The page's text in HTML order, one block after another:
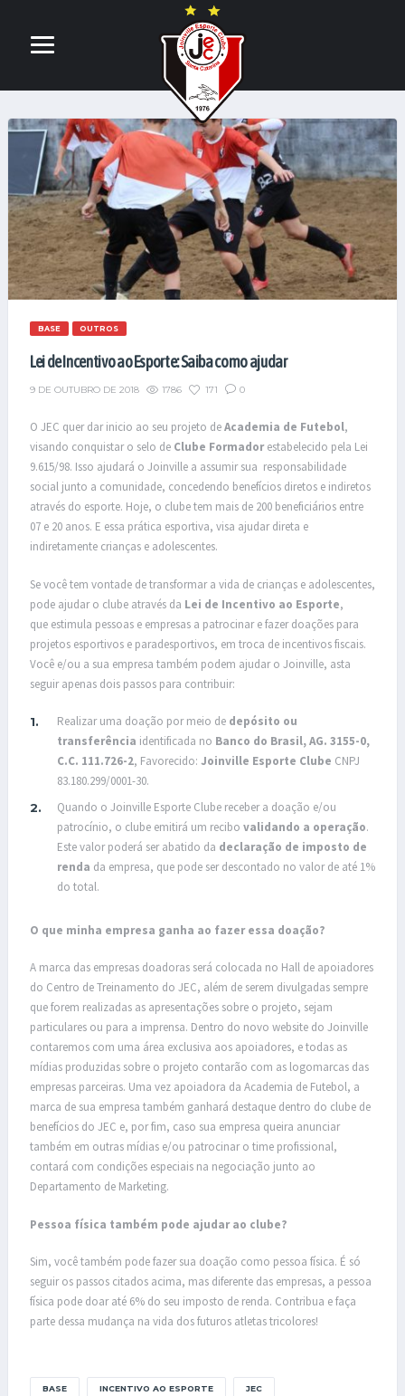
BASE OUTROS
Lei de Incentivo ao Esporte: Saiba como ajudar
9 DE OUTUBRO DE 2018 1786 171 0
O JEC quer dar inicio ao seu projeto deAcademia de Futebol,
visando conquistar o selo de Clube Formadorestabelecido pela Lei
9.615/98. Isso ajudará o Joinville a assumir sua responsabilidade
social junto a comunidade, concedendo benefícios diretos e indiretos
através do esporte. Hoje, o clube tem mais de 200 beneficiários entre
07 e 20 anos. E essa prática esportiva, visa ajudar direta e
indiretamente crianças e adolescentes.
Se você tem vontade de transformar a vida de crianças e adolescentes,
pode ajudar o clube através da Lei de Incentivo ao Esporte,
que estimula pessoas e empresas a patrocinar e fazer doações para
projetos esportivos e paradesportivos, em troca de incentivos fiscais.
Você e/ou a sua empresa também podem ajudar o Joinville, asta
seguir apenas dois passos para contribuir:
Realizar uma doação por meio de depósito ou
transferência identificada no Banco do Brasil, AG. 3155-0,
C.C. 111.726-2, Favorecido: Joinville Esporte Clube CNPJ
83.180.299/0001-30.
Quando o Joinville Esporte Clube receber a doação e/ou
patrocínio, o clube emitirá um recibo validando a operação.
Este valor poderá ser abatido da declaração de imposto de
renda da empresa, que pode ser descontado no valor de até 1%
do total.
O que minha empresa ganha ao fazer essa doação?
A marca das empresas doadoras será colocada no Hall de apoiadores
do Centro de Treinamento do JEC, além de serem divulgadas sempre
que forem realizadas as apresentações sobre o projeto, sejam
particulares ou para a imprensa. Dentro do novo website do Joinville
contaremos com uma área exclusiva aos apoiadores, e todas as
mídias produzidas sobre o projeto contarão com as logomarcas das
empresas parceiras. Uma vez apoiadora da Academia de Futebol, a
marca de sua empresa também ganhará destaque dentro do clube de
benefícios do JEC e, por fim, caso sua empresa queira anunciar
também em outras mídias e/ou patrocinar o time profissional,
contará com condições especiais na negociação junto ao
Departamento de Marketing.
Pessoa física também pode ajudar ao clube?
Sim, você também pode fazer sua doação como pessoa física. É só
seguir os passos citados acima, mas diferente das empresas, a pessoa
física pode doar até 6% do seu imposto de renda. Contribua e faça
parte dessa mudança na vida dos futuros atletas tricolores!
BASE INCENTIVO AO ESPORTE JEC